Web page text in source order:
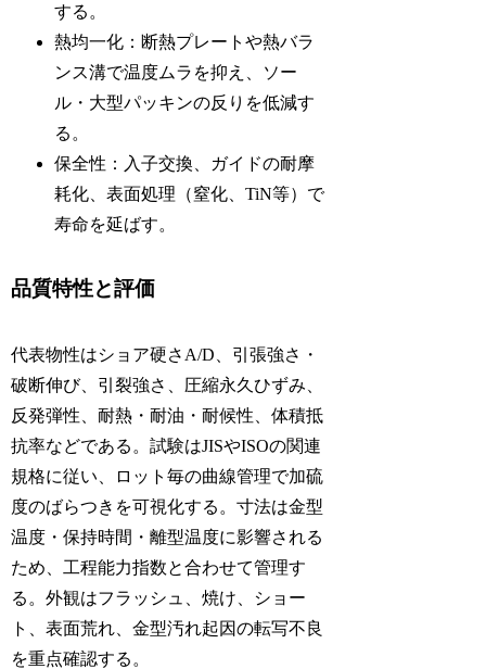
する。
熱均一化：断熱プレートや熱バラ
ンス溝で温度ムラを抑え、ソー
ル・大型パッキンの反りを低減す
る。
保全性：入子交換、ガイドの耐摩
耗化、表面処理（窒化、TiN等）で
寿命を延ばす。
品質特性と評価
代表物性はショア硬さA/D、引張強さ・
破断伸び、引裂強さ、圧縮永久ひずみ、
反発弾性、耐熱・耐油・耐候性、体積抵
抗率などである。試験はJISやISOの関連
規格に従い、ロット毎の曲線管理で加硫
度のばらつきを可視化する。寸法は金型
温度・保持時間・離型温度に影響される
ため、工程能力指数と合わせて管理す
る。外観はフラッシュ、焼け、ショー
ト、表面荒れ、金型汚れ起因の転写不良
を重点確認する。